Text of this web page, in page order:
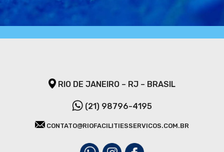
RIO DE JANEIRO – RJ – BRASIL
(21) 98796-4195
CONTATO@RIOFACILITIESSERVICOS.COM.BR